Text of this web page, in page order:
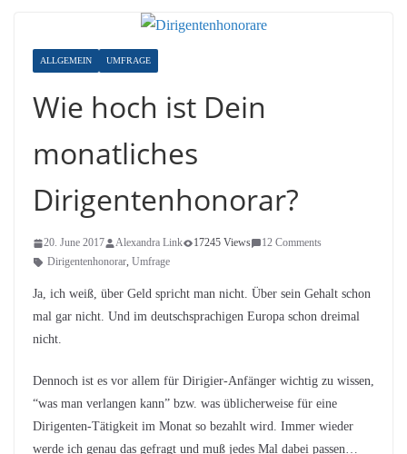
ALLGEMEIN UMFRAGE
Wie hoch ist Dein
monatliches
Dirigentenhonorar?
20. June 2017 Alexandra Link 17245 Views
12 Comments
Dirigentenhonorar, Umfrage
Ja, ich weiß, über Geld spricht man nicht. Über sein Gehalt schon
mal gar nicht. Und im deutschsprachigen Europa schon dreimal
nicht.
Dennoch ist es vor allem für Dirigier-Anfänger wichtig zu wissen,
“was man verlangen kann” bzw. was üblicherweise für eine
Dirigenten-Tätigkeit im Monat so bezahlt wird. Immer wieder
werde ich genau das gefragt und muß jedes Mal dabei passen…